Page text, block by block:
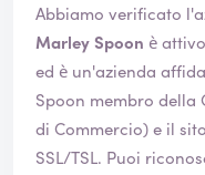
v
a
l
u
t
a
z
Marley Spoon è
ed è un'azienda
Spoon membro della
di Commercio) e il
SSL/TSL. Puoi riconoscerlo dal lucchetto chiuso che si